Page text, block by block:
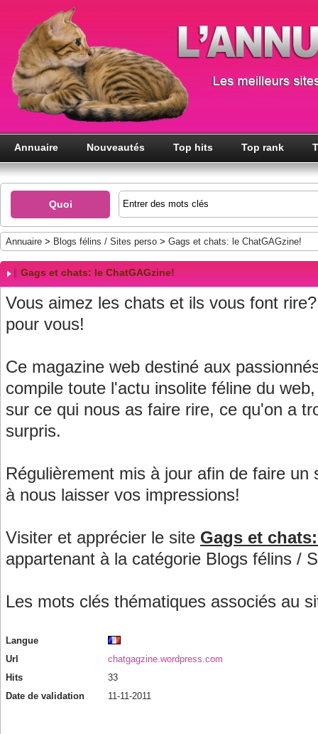
Annuaire Nouveautés Top hits Top rank
Quoi
Annuaire > Blogs félins / Sites perso > Gags et chats: le ChatGAGzine!
Gags et chats: le ChatGAGzine!
Vous aimez les chats et ils vous font
pour vous!
Ce magazine web destiné aux
compile toute l'actu insolite féline du
sur ce qui nous as faire rire, ce qu'on a
surpris.
Régulièrement mis à jour afin de faire
à nous laisser vos impressions!
Visiter et apprécier le site Gags et
appartenant à la catégorie Blogs félins /
Les mots clés thématiques associés au
Langue
Url
chatgagzine.wordpress.com
Hits
33
Date de validation
11-11-2011